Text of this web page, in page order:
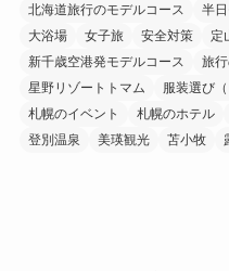
北海道旅行のモデルコース
半
大浴場
女子旅 安全対策 定
新千歳空港発モデルコース
旅
星野リゾートトマム
服装選び（
札幌のイベント
札幌のホテル
登別温泉
美瑛観光 苫小牧